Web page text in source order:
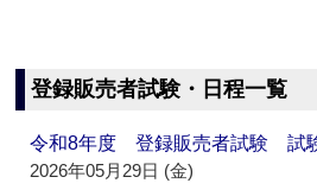
登録販売者試験・日程一覧
令和8年度 登録販売者試験 試
2026年05月29日 (金)